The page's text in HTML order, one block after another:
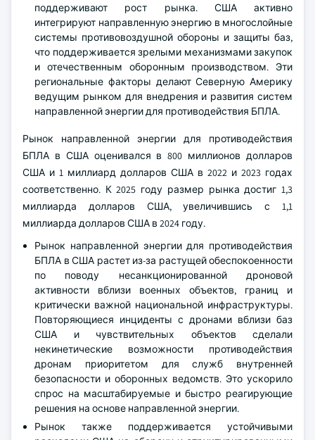
поддерживают рост рынка. США активно
интегрируют направленную энергию в многослойные
системы противовоздушной обороны и защиты баз,
что поддерживается зрелыми механизмами закупок
и отечественным оборонным производством. Эти
региональные факторы делают Северную Америку
ведущим рынком для внедрения и развития систем
направленной энергии для противодействия БПЛА.
Рынок направленной энергии для противодействия
БПЛА в США оценивался в 800 миллионов долларов
США и 1 миллиард долларов США в 2022 и 2023 годах
соответственно. К 2025 году размер рынка достиг 1,3
миллиарда долларов США, увеличившись с 1,1
миллиарда долларов США в 2024 году.
Рынок направленной энергии для противодействия
БПЛА в США растет из-за растущей обеспокоенности
по поводу несанкционированной дроновой
активности вблизи военных объектов, границ и
критически важной национальной инфраструктуры.
Повторяющиеся инциденты с дронами вблизи баз
США и чувствительных объектов сделали
некинетические возможности противодействия
дронам приоритетом для служб внутренней
безопасности и оборонных ведомств. Это ускорило
спрос на масштабируемые и быстро реагирующие
решения на основе направленной энергии.
Рынок также поддерживается устойчивыми